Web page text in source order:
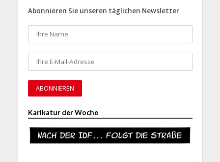
Abonnieren Sie unseren täglichen Newsletter
Karikatur der Woche